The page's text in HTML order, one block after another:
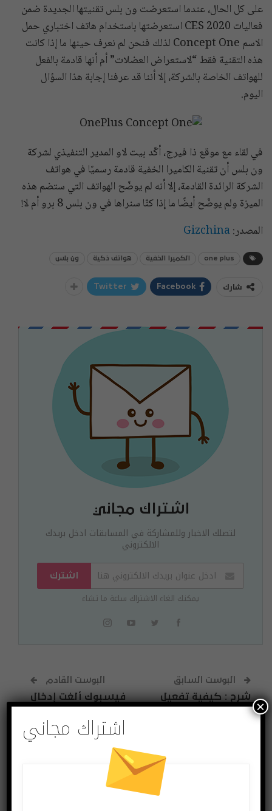
على كل الحال، عندما استعرضت ون بلس تقنيتها الجديدة ضمن
فعاليات CES 2020 استعرضتها باستخدام هاتف اختباري حمل
الاسم Concept One لذلك فنحن لم نعرف حينها ما إذا كانت
هذه التقنية فقط “لاستعراض العضلات” أم أنها قادمة بالفعل
للهواتف الخاصة بالشركة، إلا أننا قد عرفنا إجابة هذا السؤال
اليوم.
في لقاء مع موقع ذا فيرج، أكّد بيت لاو المدير التنفيذي لشركة
ون بلس أن تقنية الكاميرا الخفية قادمة رسميًا في هواتف
الشركة الرائدة القادمة، إلا أنه لم يوضّح الهواتف التي ستضم هذه
الميزة ولم يوضّح أيضًا ما إذا كنّا سنراها في ون بلس 8 برو أم لا!
المصدر: Gizchina
one plus الكميرا الخفية هواتف ذكية ون بلس
شارك Facebook
Twitter
اشتراك مجاني
لتصلك الاخبار وللمشاركة في المسابقات ادخل بريدك
الالكتروني
اشترك
يمكنك الغاء الاشتراك ساعة ما تشاء
البوست السابق
شرح : كيفية تفعيل
البوست القادم
فيسبوك ألغت إدخال
واتساب مؤقتاً
اشتراك مجاني
×